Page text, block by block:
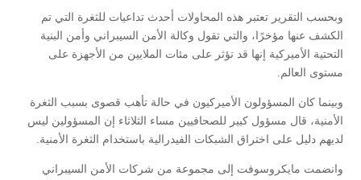
وبحسب التقرير تعتبر هذه المحاولات أحدث تداعيات للثغرة التي تم
الكشف عنها مؤخرًا، والتي تقول وكالة الأمن السيبراني وأمن البنية
التحتية الأميركية إنها قد تؤثر على مئات الملايين من الأجهزة على
مستوى العالم.
وبينما كان المسؤولون الأميركيون في حالة تأهب قصوى بسبب الثغرة
الأمنية، قال مسؤول كبير للصحافيين مساء الثلاثاء إن المسؤولين ليس
لديهم دليل على اختراق الشبكات الفيدرالية باستخدام الثغرة الأمنية.
وانضمت مايكروسوفت إلى مجموعة من شركات الأمن السيبراني